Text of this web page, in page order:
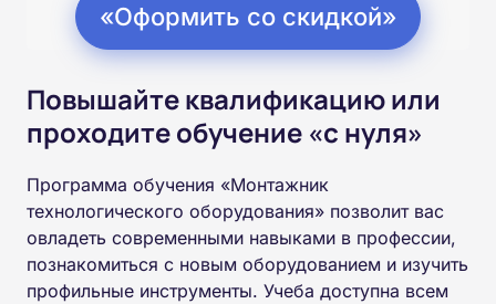
«Оформить со скидкой»
Повышайте квалификацию или
проходите обучение «с нуля»
Программа обучения «Монтажник
технологического оборудования» позволит вас
овладеть современными навыками в профессии,
познакомиться с новым оборудованием и изучить
профильные инструменты. Учеба доступна всем